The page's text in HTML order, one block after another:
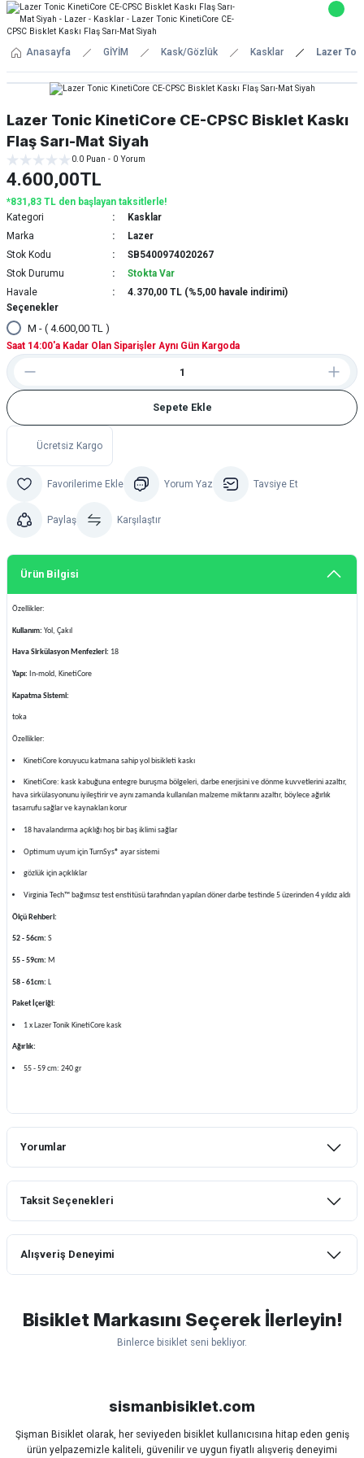
Anasayfa GİYİM Kask/Gözlük Kasklar Lazer
Lazer Tonic KinetiCore CE-CPSC Bisklet Kaskı
Flaş Sarı-Mat Siyah
0.0 Puan - 0 Yorum
4.600,00TL
*831,83 TL den başlayan taksitlerle!
Kategori
Kasklar
Marka
Lazer
Stok Kodu
SB5400974020267
Stok Durumu
Stokta Var
Havale
4.370,00 TL (%5,00 havale indirimi)
Saat 14:00'a Kadar Olan Siparişler Aynı Gün Kargoda
Seçenekler
M - ( 4.600,00 TL )
Sepete Ekle
Ücretsiz Kargo
Yorum Yaz Tavsiye Et
Paylaş Karşılaştır
Ürün Bilgisi
Özellikler:
Kullanım: Yol, Çakıl
Hava Sirkülasyon Menfezleri: 18
Yapı: In-mold, KinetiCore
Kapatma Sistemi:
toka
Özellikler:
KinetiCore koruyucu katmana sahip yol bisikleti kaskı
KinetiCore: kask kabuğuna entegre buruşma bölgeleri, darbe enerjisini ve dönme kuvvetlerini azaltır,
hava sirkülasyonunu iyileştirir ve aynı zamanda kullanılan malzeme miktarını azaltır, böylece ağırlık
tasarrufu sağlar ve kaynakları korur
18 havalandırma açıklığı hoş bir baş iklimi sağlar
Optimum uyum için TurnSys® ayar sistemi
gözlük için açıklıklar
Virginia Tech™ bağımsız test enstitüsü tarafından yapılan döner darbe testinde 5 üzerinden 4 yıldız aldı
Ölçü Rehberi:
52 - 56cm: S
55 - 59cm: M
58 - 61cm: L
Paket İçeriği:
1 x Lazer Tonik KinetiCore kask
Ağırlık:
55 - 59 cm: 240 gr
Yorumlar
Taksit Seçenekleri
Alışveriş Deneyimi
lastik yanak kısmından 3cm yarıldı ama
normal sürüşe uygun
Siparişim problemsiz geldi teşekkürler.
Bisiklet Markasını Seçerek İlerleyin!
Binlerce bisiklet seni bekliyor.
sismanbisiklet.com
Şişman Bisiklet olarak, her seviyeden bisiklet kullanıcısına hitap eden geniş
ürün yelpazemizle kaliteli, güvenilir ve uygun fiyatlı alışveriş deneyimi